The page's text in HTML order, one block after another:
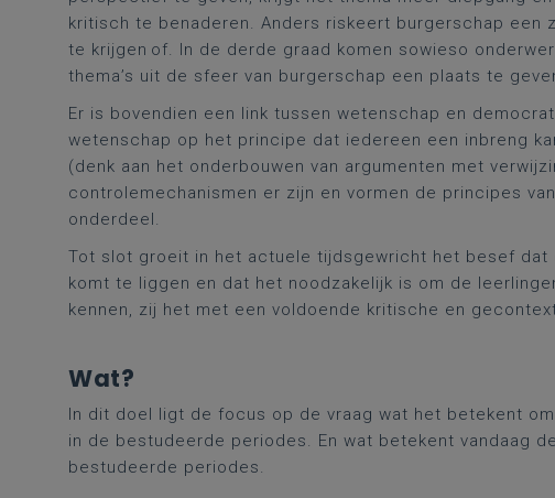
kritisch te benaderen. Anders riskeert burgerschap een
te krijgen of. In de derde graad komen sowieso
thema’s uit de sfeer van burgerschap een plaats te
Er is bovendien een link tussen wetenschap en
wetenschap op het principe dat iedereen een inbreng
(denk aan het onderbouwen van argumenten met
controlemechanismen er zijn en vormen de principes
onderdeel.
Tot slot groeit in het actuele tijdsgewricht het besef dat
komt te liggen en dat het noodzakelijk is om de
kennen, zij het met een voldoende kritische en
Wat?
In dit doel ligt de focus op de vraag wat het betekent
in de bestudeerde periodes. En wat betekent vandaag
bestudeerde periodes.